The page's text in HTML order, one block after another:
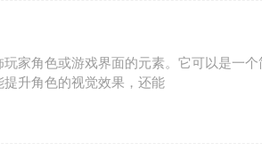
家角色或游戏界面的元素。它可以是一个
升角色的视觉效果，还能